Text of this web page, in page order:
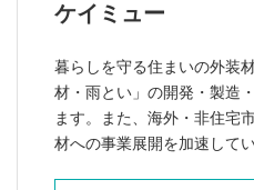
ケイミュー
暮らしを守る住まいの外装
材・雨とい」の開発・製造
ます。また、海外・非住宅
材への事業展開を加速してい